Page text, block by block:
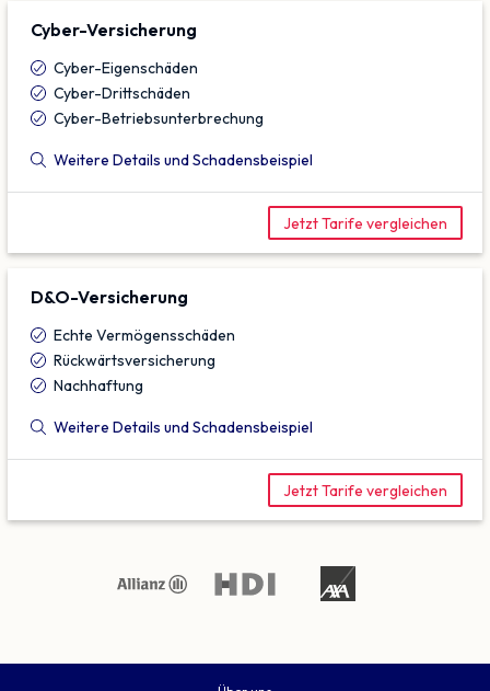
Cyber-Versicherung
Cyber-Eigenschäden
Cyber-Drittschäden
Cyber-Betriebsunterbrechung
Weitere Details und Schadensbeispiel
Jetzt Tarife vergleichen
D&O-Versicherung
Echte Vermögensschäden
Rückwärtsversicherung
Nachhaftung
Weitere Details und Schadensbeispiel
Jetzt Tarife vergleichen